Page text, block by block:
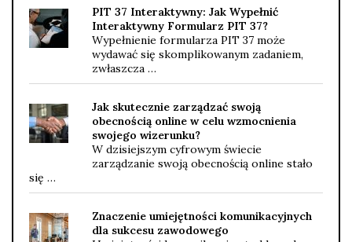
PIT 37 Interaktywny: Jak Wypełnić
Interaktywny Formularz PIT 37?
Wypełnienie formularza PIT 37 może
wydawać się skomplikowanym zadaniem,
zwłaszcza …
Jak skutecznie zarządzać swoją
obecnością online w celu wzmocnienia
swojego wizerunku?
W dzisiejszym cyfrowym świecie
zarządzanie swoją obecnością online stało
się …
Znaczenie umiejętności komunikacyjnych
dla sukcesu zawodowego